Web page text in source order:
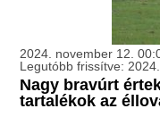
2024. november 12.
Legutóbb frissítve:
Nagy bravúrt
tartalékok az